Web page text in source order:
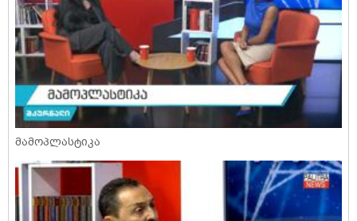
მამოპლასტიკა